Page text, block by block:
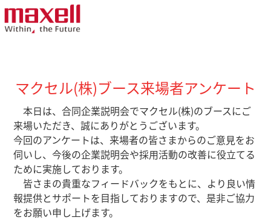
マクセル(株)ブース来場者アンケート
本日は、合同企業説明会でマクセル(株)のブースにご
来場いただき、誠にありがとうございます。
今回のアンケートは、来場者の皆さまからのご意見をお
伺いし、今後の企業説明会や採用活動の改善に役立てる
ために実施しております。
皆さまの貴重なフィードバックをもとに、より良い情
報提供とサポートを目指しておりますので、是非ご協力
をお願い申し上げます。